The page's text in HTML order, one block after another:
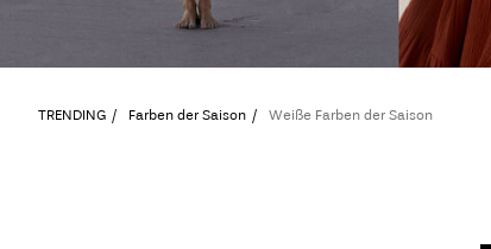
TRENDING Farben der Saison Weiße Farben der Saison